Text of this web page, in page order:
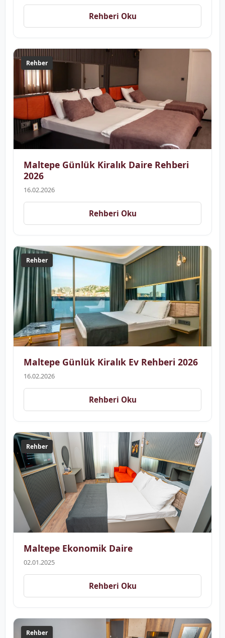
Rehberi Oku
Rehber
Maltepe Günlük Kiralık Daire Rehberi
2026
16.02.2026
Rehberi Oku
Rehber
Maltepe Günlük Kiralık Ev Rehberi 2026
16.02.2026
Rehberi Oku
Rehber
Maltepe Ekonomik Daire
02.01.2025
Rehberi Oku
Rehber